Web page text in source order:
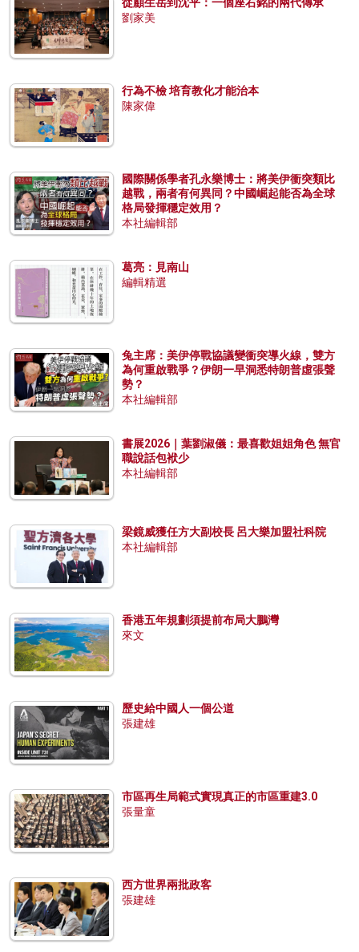
從顧生岳到沈平：一個座右銘的兩代傳承
劉家美
行為不檢 培育教化才能治本
陳家偉
國際關係學者孔永樂博士：將美伊衝突類比
越戰，兩者有何異同？中國崛起能否為全球
格局發揮穩定效用？
本社編輯部
葛亮：見南山
編輯精選
兔主席：美伊停戰協議變衝突導火線，雙方
為何重啟戰爭？伊朗一早洞悉特朗普虛張聲
勢？
本社編輯部
書展2026｜葉劉淑儀：最喜歡姐姐角色 無官
職說話包袱少
本社編輯部
梁鏡威獲任方大副校長 呂大樂加盟社科院
本社編輯部
香港五年規劃須提前布局大鵬灣
來文
歷史給中國人一個公道
張建雄
市區再生局範式實現真正的市區重建3.0
張量童
西方世界兩批政客
張建雄